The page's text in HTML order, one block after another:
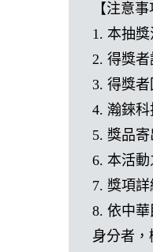
【注意事
1. 本抽
2. 得獎
3. 得獎
4. 瀚錸
5. 獎品
6. 本活
7. 獎項
8. 依中
身分者，